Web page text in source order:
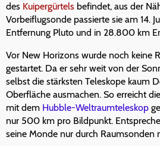
des Kuipergürtels befindet, aus der
Vorbeiflugsonde passierte sie am 14.
Entfernung Pluto und in 28.800 km
Vor New Horizons wurde noch keine
gestartet. Da er sehr weit von der
selbst die stärksten Teleskope kaum
Oberfläche ausmachen. So erreicht
mit dem Hubble-Weltraumteleskop
nur 500 km pro Bildpunkt.
seine Monde nur durch Raumsonden